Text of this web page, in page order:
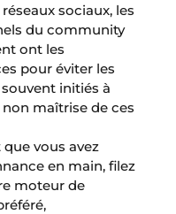
sociaux, les
du community
ont les
pour éviter les
souvent initiés à
maîtrise de ces
vous avez
en main, filez
moteur de